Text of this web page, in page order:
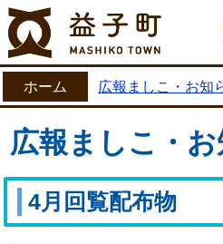
益
ホーム 広報ましこ・お知
広報ましこ・
4月回覧配布物